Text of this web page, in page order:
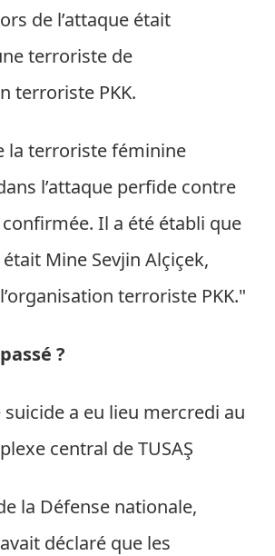
de l’attaque était
terroriste de
terroriste PKK.
la terroriste féminine
l’attaque perfide contre
confirmée. Il a été établi que
Mine Sevjin Alçiçek,
terroriste PKK."
?
a eu lieu mercredi au
central de TUSAŞ
la Défense nationale,
déclaré que les